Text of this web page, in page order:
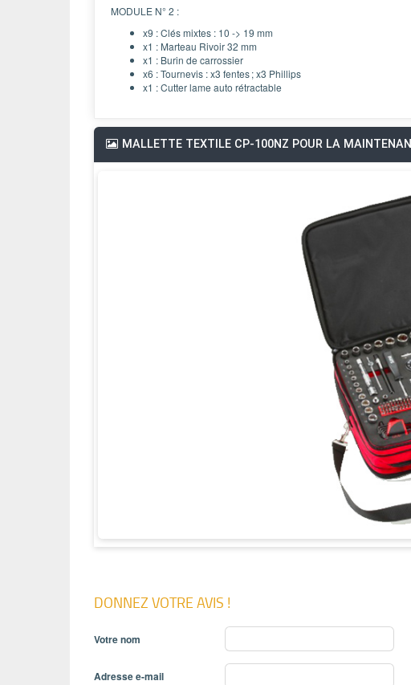
MODULE N° 2 :
x9 : Clés mixtes : 10 -> 19 mm
x1 : Marteau Rivoir 32 mm
x1 : Burin de carrossier
x6 : Tournevis : x3 fentes ; x3 Phillips
x1 : Cutter lame auto rétractable
MALLETTE TEXTILE CP-100NZ POUR LA
DONNEZ VOTRE AVIS !
Votre nom
Adresse e-mail